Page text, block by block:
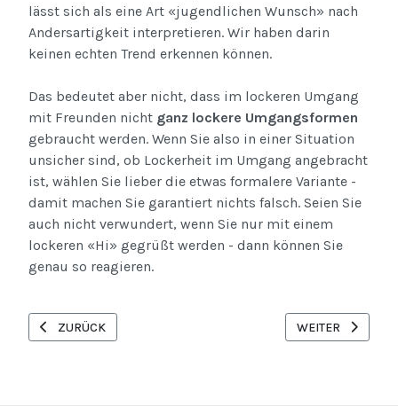
lässt sich als eine Art «jugendlichen Wunsch» nach
Andersartigkeit interpretieren. Wir haben darin
keinen echten Trend erkennen können.
Das bedeutet aber nicht, dass im lockeren Umgang
mit Freunden nicht ganz lockere Umgangsformen
gebraucht werden. Wenn Sie also in einer Situation
unsicher sind, ob Lockerheit im Umgang angebracht
ist, wählen Sie lieber die etwas formalere Variante -
damit machen Sie garantiert nichts falsch. Seien Sie
auch nicht verwundert, wenn Sie nur mit einem
lockeren «Hi» gegrüßt werden - dann können Sie
genau so reagieren.
VORHERIGER BEITRAG: UMGANGSFORMEN IN POLEN
ZURÜCK NÄCHSTER
WEITER